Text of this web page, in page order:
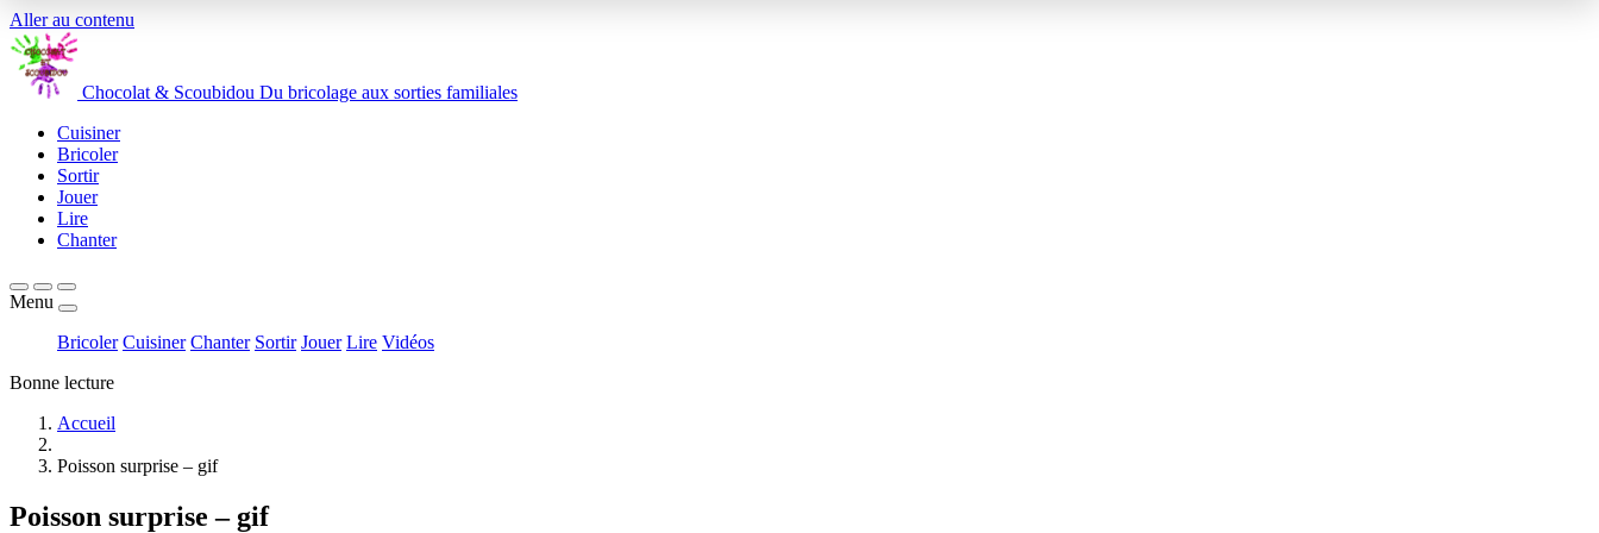
Aller au contenu
Chocolat & Scoubidou Du bricolage aux sorties familiales
Cuisiner
Bricoler
Sortir
Jouer
Lire
Chanter
Menu
Bricoler Cuisiner Chanter Sortir Jouer Lire Vidéos
Bonne lecture
Accueil
Poisson surprise – gif
Poisson surprise – gif